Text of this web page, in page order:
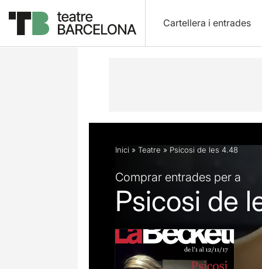
Cartellera i entrades
Descripció Fitxa artística Fotos i
Inici » Teatre » Psicosi de les 4.48
Comprar entrades per a
Psicosi de